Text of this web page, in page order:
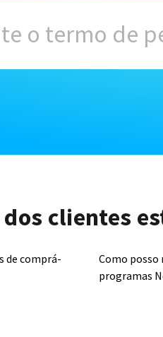
clientes
de comprá-
Como posso
programas